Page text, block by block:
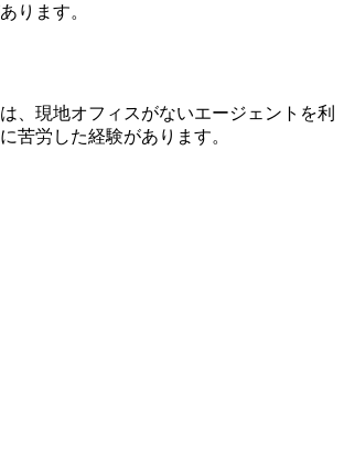
ります。
、現地オフィスがないエージェントを利
苦労した経験があります。